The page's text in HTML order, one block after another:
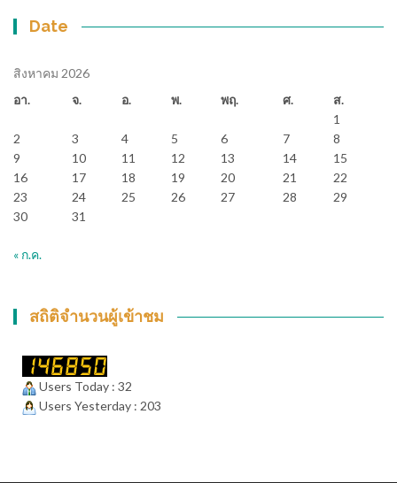
Date
สิงหาคม 2026
อา.
จ. อ. พ. พฤ. ศ.
ส.
1
2
3 4 5 6 7
8
9
10 11 12 13 14
15
16
17 18 19 20 21
22
23
24 25 26 27 28
29
30
31
« ก.ค.
สถิติจำนวนผู้เข้าชม
Users Today : 32
Users Yesterday : 203